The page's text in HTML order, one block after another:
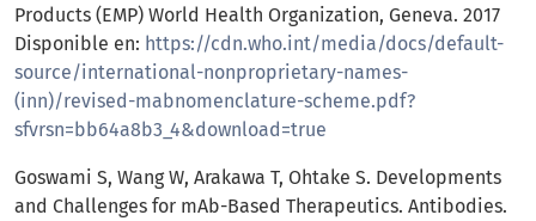
Products (EMP) World Health Organization, Geneva. 2017
Disponible en: https://cdn.who.int/media/docs/default-
source/international-nonproprietary-names-
(inn)/revised-mabnomenclature-scheme.pdf?
sfvrsn=bb64a8b3_4&download=true
Goswami S, Wang W, Arakawa T, Ohtake S. Developments
and Challenges for mAb-Based Therapeutics. Antibodies.